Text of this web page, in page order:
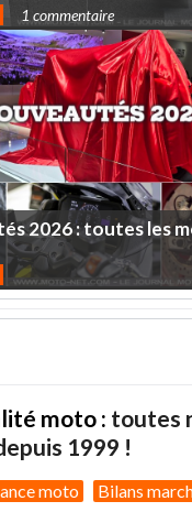
1 commentaire
2026:toutesles
moto : toutes
1999 !
moto Bilans